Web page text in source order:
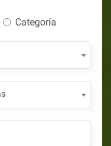
Categoría